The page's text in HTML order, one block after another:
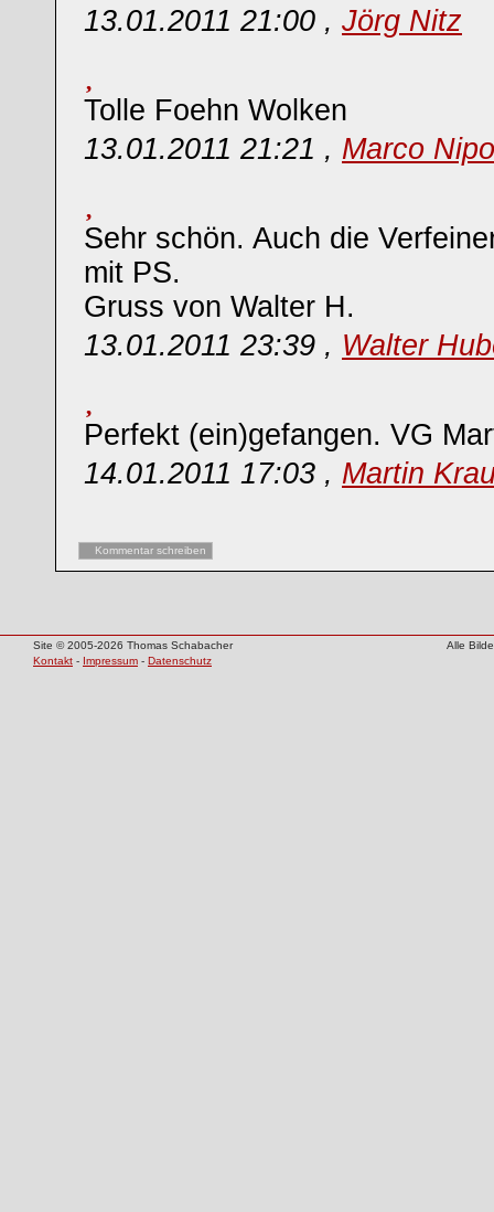
13.01.2011 21:00 , Jörg Nitz
Tolle Foehn Wolken
13.01.2011 21:21 , Marco
Sehr schön. Auch die
mit PS.
Gruss von Walter H.
13.01.2011 23:39 , Walter
Perfekt (ein)gefangen. VG
14.01.2011 17:03 , Martin
Kommentar schreiben
Site © 2005-2026 Thomas Schabacher
Alle
Kontakt - Impressum - Datenschutz